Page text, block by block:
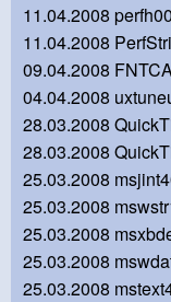
11.04.2008
11.04.2008
09.04.2008
04.04.2008
28.03.2008
28.03.2008
25.03.2008
25.03.2008
25.03.2008
25.03.2008
25.03.2008